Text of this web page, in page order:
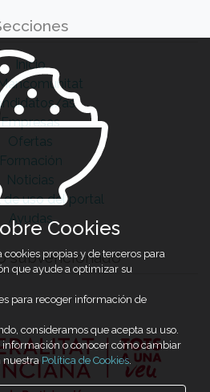
Inicio
as
Empresas
Ofertas
Formación
Noticias
de uso del portal
Ayudas
subvencionado
Cookies
cookies propias y de terceros para
que ayude a optimizar su
para recoger información de
consideramos que acepta su uso.
información o conocer cómo cambiar
nuestraPolítica de Cookies.